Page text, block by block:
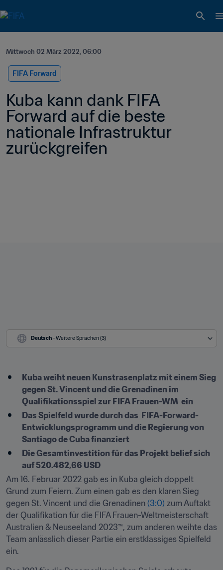
Mittwoch 02 März 2022, 06:00
FIFA Forward
Kuba kann dank FIFA
Forward auf die beste
nationale Infrastruktur
zurückgreifen
Deutsch - Weitere Sprachen (3)
Kuba weiht neuen Kunstrasenplatz mit einem Sieg
gegen St. Vincent und die Grenadinen im
Qualifikationsspiel zur FIFA Frauen-WM  ein
Das Spielfeld wurde durch das  FIFA-Forward-
Entwicklungsprogramm und die Regierung von
Santiago de Cuba finanziert
Die Gesamtinvestition für das Projekt belief sich
auf 520.482,66 USD
Am 16. Februar 2022 gab es in Kuba gleich doppelt
Grund zum Feiern. Zum einen gab es den klaren Sieg
gegen St. Vincent und die Grenadinen (3:0) zum Auftakt
der Qualifikation für die FIFA Frauen-Weltmeisterschaft
Australien & Neuseeland 2023™, zum anderen weihte das
Team anlässlich dieser Partie ein erstklassiges Spielfeld
ein.